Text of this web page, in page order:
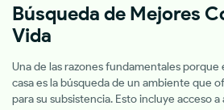
Búsqueda de Mejores
Vida
Una de las razones fundamentales porque
casa es la búsqueda de un ambiente que
para su subsistencia. Esto incluye acceso